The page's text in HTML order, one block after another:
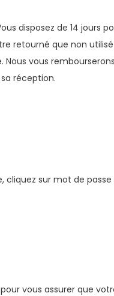
disposez de 14 jours
retourné que non
vous
réception.
sur mot de
vous assurer que